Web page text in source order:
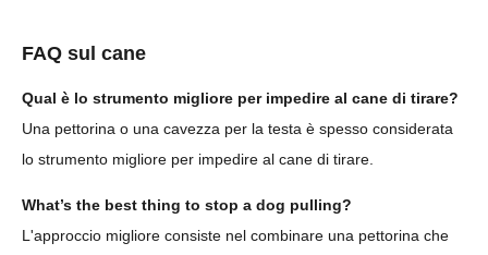
FAQ sul cane
Qual è lo strumento migliore per impedire al cane di tirare?
Una pettorina o una cavezza per la testa è spesso considerata
lo strumento migliore per impedire al cane di tirare.
What’s the best thing to stop a dog pulling?
L'approccio migliore consiste nel combinare una pettorina che